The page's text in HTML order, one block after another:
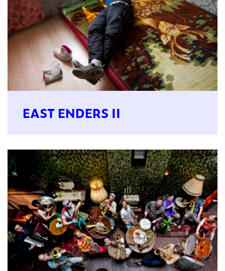
EAST ENDERS II